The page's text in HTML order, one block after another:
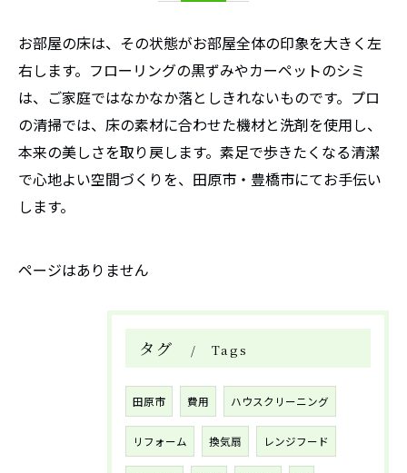
お部屋の床は、その状態がお部屋全体の印象を大きく左
右します。フローリングの黒ずみやカーペットのシミ
は、ご家庭ではなかなか落としきれないものです。プロ
の清掃では、床の素材に合わせた機材と洗剤を使用し、
本来の美しさを取り戻します。素足で歩きたくなる清潔
で心地よい空間づくりを、田原市・豊橋市にてお手伝い
します。
ページはありません
タグ Tags
田原市 費用 ハウスクリーニング
リフォーム 換気扇 レンジフード